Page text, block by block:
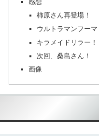
柿原さん再登場！
ウルトラマンフーマ
キラメイドリラー！
次回、桑島さん！
画像